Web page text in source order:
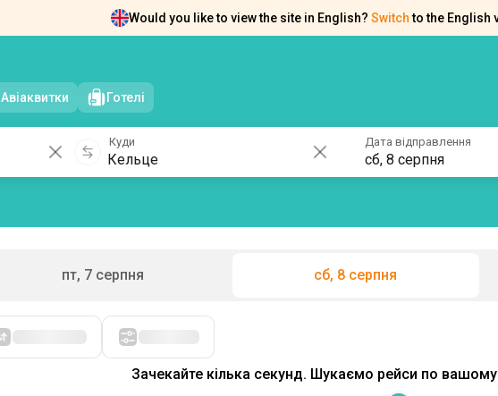
Would you like to view the site in English? Switch to the English
Авіаквитки Готелі
Куди Дата відправлення
сб, 8 серпня
пт, 7 серпня сб, 8 серпня
Спочатку дешеві